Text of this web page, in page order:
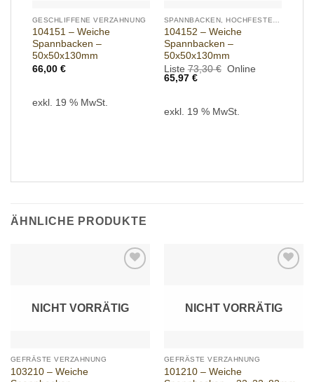
GESCHLIFFENE VERZAHNUNG
104151 – Weiche
Spannbacken –
50x50x130mm
66,00 €
exkl. 19 % MwSt.
104152 – Weiche
Spannbacken –
50x50x130mm
Liste 73,30€ Ursprünglicher
Online
65,97 €Aktueller
exkl. 19 % MwSt.
ÄHNLICHE PRODUKTE
NICHT VORRÄTIG
GEFRÄSTE VERZAHNUNG
103210 – Weiche
NICHT VORRÄTIG
GEFRÄSTE VERZAHNUNG
101210 – Weiche